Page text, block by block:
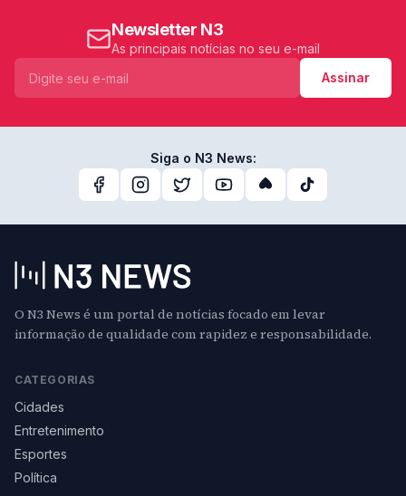
Newsletter N3
As principais notícias no seu e-mail
Assinar
Siga o N3 News:
O N3 News é um portal de notícias focado em levar
informação de qualidade com rapidez e responsabilidade.
CATEGORIAS
Cidades
Entretenimento
Esportes
Política